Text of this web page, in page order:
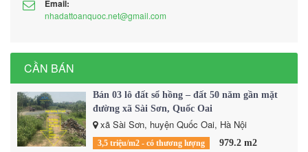
Email:
nhadattoanquoc.net@gmail.com
CẦN BÁN
Bán 03 lô đất sổ hồng – đất 50 năm gần mặt
đường xã Sài Sơn, Quốc Oai
xã Sài Sơn, huyện Quốc Oai, Hà Nội
3,5 triệu/m2 - có thương lượng 979.2 m2